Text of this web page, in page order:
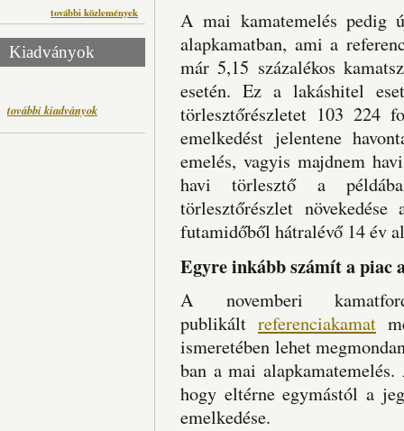
további közlemények
Kiadványok
további kiadványok
A mai kamatemelés pedig
alapkamatban, ami a
már 5,15 százalékos
esetén. Ez a lakáshitel
törlesztőrészletet 103 224
emelkedést jelentene
emelés, vagyis majdnem
havi törlesztő a
törlesztőrészlet
futamidőből hátralévő 14 év
Egyre inkább számít a piac
A novemberi
publikált referenciakamat
ismeretében lehet
ban a mai
hogy eltérne egymástól a
emelkedése.